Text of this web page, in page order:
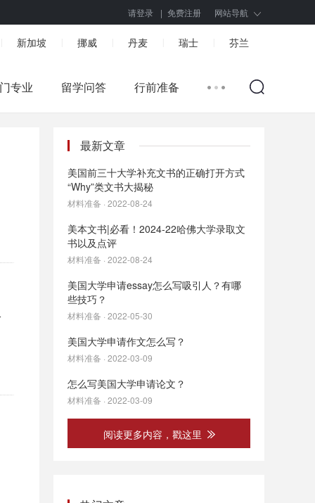
请登录 | 免费注册 网站导航
新加坡 挪威 丹麦 瑞士 芬兰
专业 留学问答 行前准备
最新文章
美国前三十大学补充文书的正确打开方式
“Why”类文书大揭秘
材料准备 · 2022-08-24
美本文书|必看！2024-22哈佛大学录取文
书以及点评
材料准备 · 2022-08-24
美国大学申请essay怎么写吸引人？有哪
些技巧？
材料准备 · 2022-05-30
美国大学申请作文怎么写？
材料准备 · 2022-03-09
怎么写美国大学申请论文？
材料准备 · 2022-03-09
阅读更多内容，戳这里